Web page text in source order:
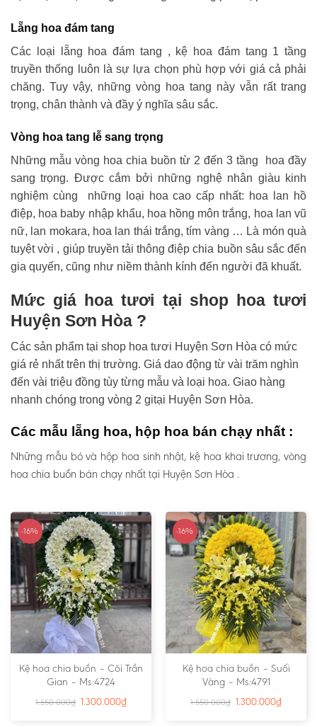
Lẵng hoa đám tang
Các loại lẵng hoa đám tang , kệ hoa đám tang 1 tầng
truyền thống luôn là sự lựa chọn phù hợp với giá cả phải
chăng. Tuy vậy, những vòng hoa tang này vẫn rất trang
trọng, chân thành và đầy ý nghĩa sâu sắc.
Vòng hoa tang lễ sang trọng
Những mẫu vòng hoa chia buồn từ 2 đến 3 tầng hoa đầy
sang trọng. Được cắm bởi những nghệ nhân giàu kinh
nghiệm cùng những loại hoa cao cấp nhất: hoa lan hồ
điệp, hoa baby nhập khẩu, hoa hồng môn trắng, hoa lan vũ
nữ, lan mokara, hoa lan thái trắng, tím vàng … Là món quà
tuyệt vời , giúp truyền tải thông điệp chia buồn sâu sắc đến
gia quyến, cũng như niềm thành kính đến người đã khuất.
Mức giá hoa tươi tại shop hoa tươi
Huyện Sơn Hòa ?
Các sản phẩm tại shop hoa tươi Huyện Sơn Hòa có mức
giá rẻ nhất trên thị trường. Giá dao động từ vài trăm nghìn
đến vài triệu đồng tùy từng mẫu và loại hoa. Giao hàng
nhanh chóng trong vòng 2 gitại Huyện Sơn Hòa.
Các mẫu lẵng hoa, hộp hoa bán chạy nhất :
Những mẫu bó và hộp hoa sinh nhật, kệ hoa khai trương, vòng
hoa chia buồn bán chạy nhất tại Huyện Sơn Hòa .
-16%
Kệ hoa chia buồn – Cõi Trần
Gian – Ms:4724
1.550.000₫ 1.300.000₫
-16%
Kệ hoa chia buồn – Suối
Vàng – Ms:4791
1.550.000₫ 1.300.000₫